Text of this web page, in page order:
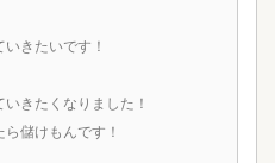
きたいです！
きたくなりました！
儲けもんです！